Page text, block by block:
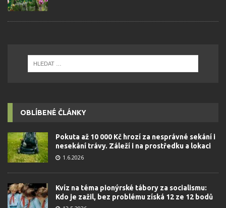
OBLÍBENÉ ČLÁNKY
Pokuta až 10 000 Kč hrozí za nesprávné sekání i
nesekání trávy. Záleží i na prostředku a lokaci
1.6.2026
Kvíz na téma pionýrské tábory za socialismu:
Kdo je zažil, bez problému získá 12 ze 12 bodů